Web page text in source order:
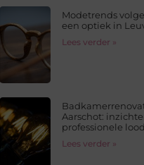
Modetrends
een optiek in
Lees verder »
Aarschot:
professionele
Lees verder »